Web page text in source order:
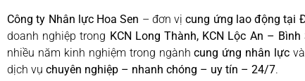
Công ty Nhân lực Hoa Sen – đơn vịcung ứng lao động tại
doanh nghiệp trong KCN Long Thành, KCN Lộc An –
nhiều năm kinh nghiệm trong ngànhcung ứng nhân lực
dịch vụ chuyên nghiệp – nhanh chóng – uy tín – 24/7.